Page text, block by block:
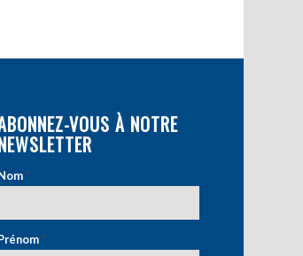
VOUS À NOTRE
*
*